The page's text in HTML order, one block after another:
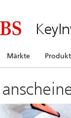
Märkte